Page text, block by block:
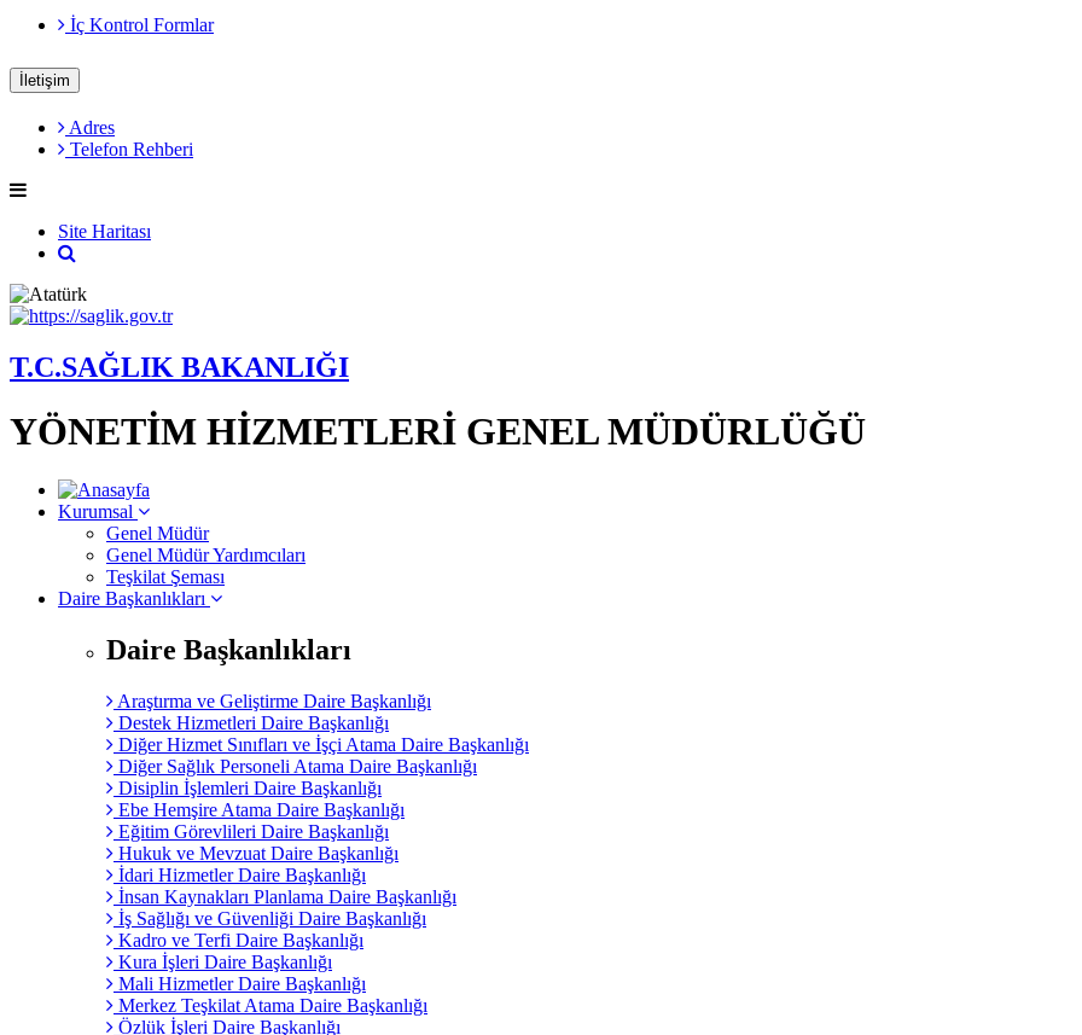
İç Kontrol Formlar
İletişim
Adres
Telefon Rehberi
Site Haritası
T.C.SAĞLIK BAKANLIĞI
YÖNETİM HİZMETLERİ GENEL MÜDÜRLÜĞÜ
Kurumsal
Genel Müdür
Genel Müdür Yardımcıları
Teşkilat Şeması
Daire Başkanlıkları
Daire Başkanlıkları
Araştırma ve Geliştirme Daire Başkanlığı
Destek Hizmetleri Daire Başkanlığı
Diğer Hizmet Sınıfları ve İşçi Atama Daire Başkanlığı
Diğer Sağlık Personeli Atama Daire Başkanlığı
Disiplin İşlemleri Daire Başkanlığı
Ebe Hemşire Atama Daire Başkanlığı
Eğitim Görevlileri Daire Başkanlığı
Hukuk ve Mevzuat Daire Başkanlığı
İdari Hizmetler Daire Başkanlığı
İnsan Kaynakları Planlama Daire Başkanlığı
İş Sağlığı ve Güvenliği Daire Başkanlığı
Kadro ve Terfi Daire Başkanlığı
Kura İşleri Daire Başkanlığı
Mali Hizmetler Daire Başkanlığı
Merkez Teşkilat Atama Daire Başkanlığı
Özlük İşleri Daire Başkanlığı